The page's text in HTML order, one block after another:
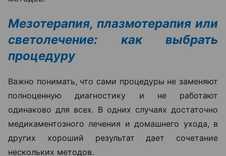
Мезотерапия, плазмотерапия или
светолечение: как выбрать
процедуру
Важно понимать, что сами процедуры не заменяют
полноценную диагностику и не работают
одинаково для всех. В одних случаях достаточно
медикаментозного лечения и домашнего ухода, в
других хороший результат дает сочетание
нескольких методов.